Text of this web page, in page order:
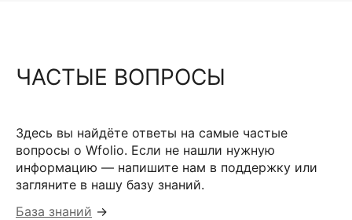
ЧАСТЫЕ ВОПРОСЫ
Здесь вы найдёте ответы на самые частые
вопросы о Wfolio. Если не нашли нужную
информацию — напишите нам в поддержку или
загляните в нашу базу знаний.
База знаний →